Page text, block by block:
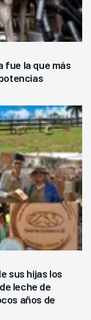
fue la que más
sus hijas los
leche de
años de